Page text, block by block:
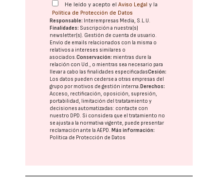
He leído y acepto elAviso Legal y la
Política de Protección de Datos
Responsable: Interempresas Media, S.L.U.
Finalidades: Suscripción a nuestra(s)
newsletter(s). Gestión de cuenta de usuario.
Envío de emails relacionados con la misma o
relativos a intereses similares o
asociados.Conservación: mientras dure la
relación con Ud., o mientras sea necesario para
llevar a cabo las finalidades especificadasCesión:
Los datos pueden cederse a otras empresas del
grupo por motivos de gestión interna.Derechos:
Acceso, rectificación, oposición, supresión,
portabilidad, limitación del tratatamiento y
decisiones automatizadas: contacte con
nuestro DPD. Si considera que el tratamiento no
se ajusta a la normativa vigente, puede presentar
reclamación ante laAEPD.Más información:
Política de Protección de Datos